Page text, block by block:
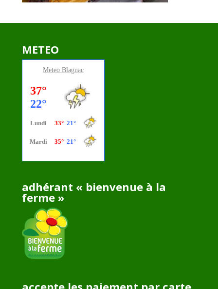
METEO
Meteo Blagnac
adhérant « bienvenue à la
ferme »